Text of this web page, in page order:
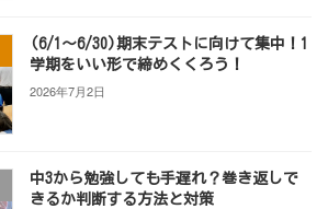
(6/1～6/30)期末テストに向けて集中！1
学期をいい形で締めくくろう！
2026年7月2日
中3から勉強しても手遅れ？巻き返しで
きるか判断する方法と対策